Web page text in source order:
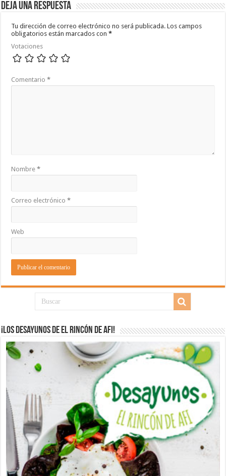
Deja una respuesta
Tu dirección de correo electrónico no será publicada. Los campos
obligatorios están marcados con*
Votaciones
Comentario*
Nombre*
Correo electrónico*
Web
¡Los desayunos de El Rincón de Afi!